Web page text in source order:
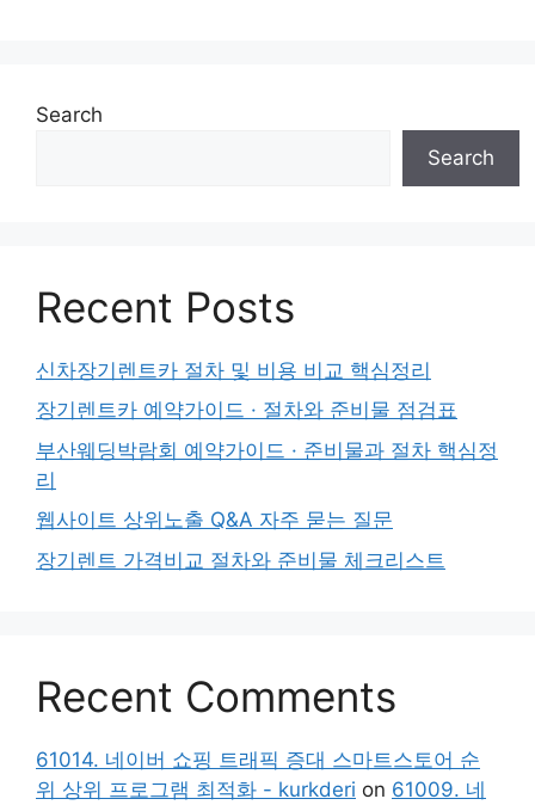
Search
Search
Recent Posts
신차장기렌트카 절차 및 비용 비교 핵심정리
장기렌트카 예약가이드 · 절차와 준비물 점검표
부산웨딩박람회 예약가이드 · 준비물과 절차 핵심정
리
웹사이트 상위노출 Q&A 자주 묻는 질문
장기렌트 가격비교 절차와 준비물 체크리스트
Recent Comments
61014. 네이버 쇼핑 트래픽 증대 스마트스토어 순
위 상위 프로그램 최적화 - kurkderi on 61009. 네